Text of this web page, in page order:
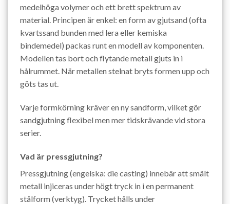
medelhöga volymer och ett brett spektrum av
material. Principen är enkel: en form av gjutsand (ofta
kvartssand bunden med lera eller kemiska
bindemedel) packas runt en modell av komponenten.
Modellen tas bort och flytande metall gjuts in i
hålrummet. När metallen stelnat bryts formen upp och
göts tas ut.
Varje formkörning kräver en ny sandform, vilket gör
sandgjutning flexibel men mer tidskrävande vid stora
serier.
Vad är pressgjutning?
Pressgjutning (engelska: die casting) innebär att smält
metall injiceras under högt tryck in i en permanent
stålform (verktyg). Trycket hålls under